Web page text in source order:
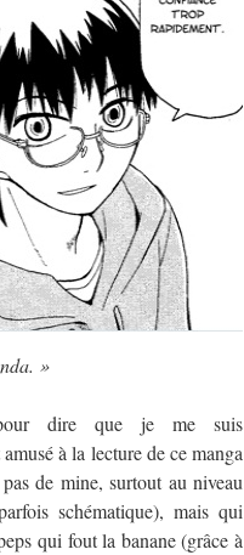
»
dire que je me suis
à la lecture de ce manga
de mine, surtout au niveau
schématique), mais qui
qui fout la banane (grâce à